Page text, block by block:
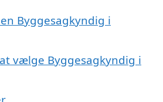
Byggesagkyndig i
vælge Byggesagkyndig i